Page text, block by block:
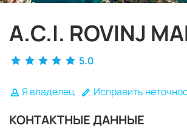
A.C.I. ROVINJ
5.0
Я владелец Исправить
КОНТАКТНЫЕ ДАННЫЕ